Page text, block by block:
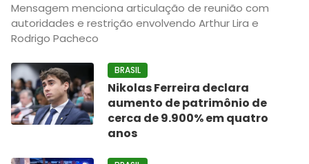
Mensagem menciona articulação de reunião com
autoridades e restrição envolvendo Arthur Lira e
Rodrigo Pacheco
BRASIL
Nikolas Ferreira declara
aumento de patrimônio de
cerca de 9.900% em quatro
anos